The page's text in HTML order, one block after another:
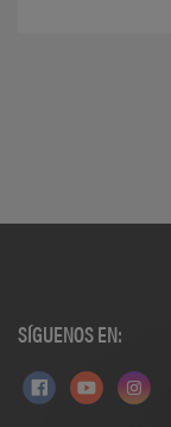
SÍGUENOS EN: